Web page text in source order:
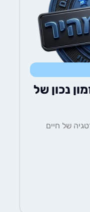
של
חיים